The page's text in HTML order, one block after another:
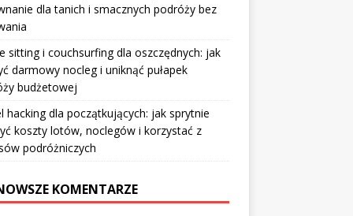
dla tanich i smacznych podróży bez
sitting i couchsurfing dla oszczędnych: jak
darmowy nocleg i uniknąć pułapek
budżetowej
hacking dla początkujących: jak sprytnie
koszty lotów, noclegów i korzystać z
podróżniczych
KOMENTARZE